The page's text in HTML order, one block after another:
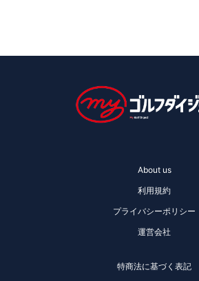
About us
利用規約
プライバシーポリシー
運営会社
特商法に基づく表記